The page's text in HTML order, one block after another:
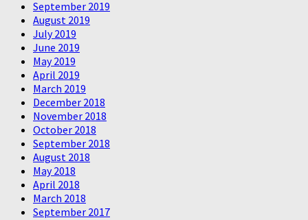
September 2019
August 2019
July 2019
June 2019
May 2019
April 2019
March 2019
December 2018
November 2018
October 2018
September 2018
August 2018
May 2018
April 2018
March 2018
September 2017